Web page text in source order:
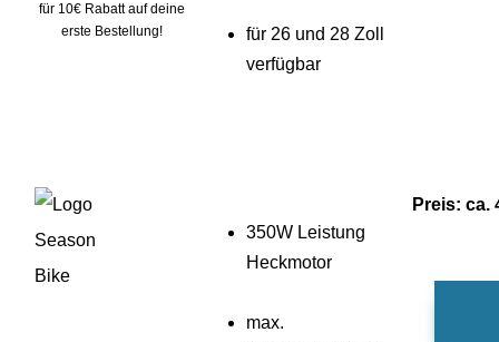
für 10€ Rabatt auf deine
erste Bestellung!
für 26 und 28 Zoll
verfügbar
350W Leistung
Heckmotor
max.
Preis: ca.